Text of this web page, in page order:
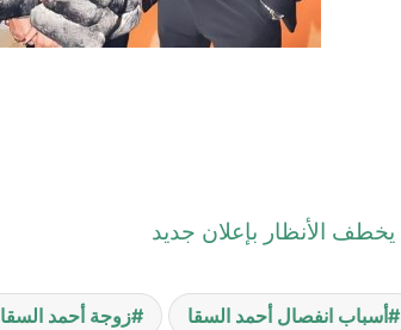
الأنظار بإعلان جديد
أسباب انفصال أحمد السقا زوجة أحمد السقا